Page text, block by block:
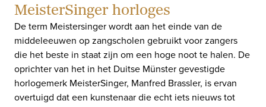
MeisterSinger horloges
De term Meistersinger wordt aan het einde van de
middeleeuwen op zangscholen gebruikt voor zangers
die het beste in staat zijn om een hoge noot te halen. De
oprichter van het in het Duitse Münster gevestigde
horlogemerk MeisterSinger, Manfred Brassler, is ervan
overtuigd dat een kunstenaar die echt iets nieuws tot